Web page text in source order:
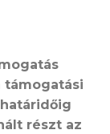
támogatási
részt az